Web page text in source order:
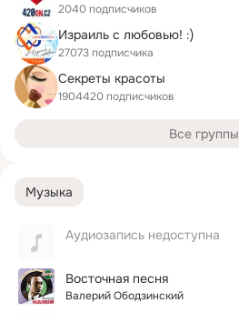
Музыка
Аудиозапись недоступна
Восточная песня
Валерий Ободзинский
2040 подписчиков
Израиль с любовью! :)
27073 подписчика
Секреты красоты
1904420 подписчиков
Все группы